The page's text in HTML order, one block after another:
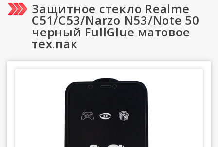
Защитное стекло Realme
C51/C53/Narzo N53/Note 50
черный FullGlue матовое
тех.пак